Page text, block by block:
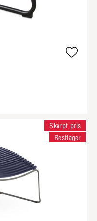
Skarpt pris
Restlager